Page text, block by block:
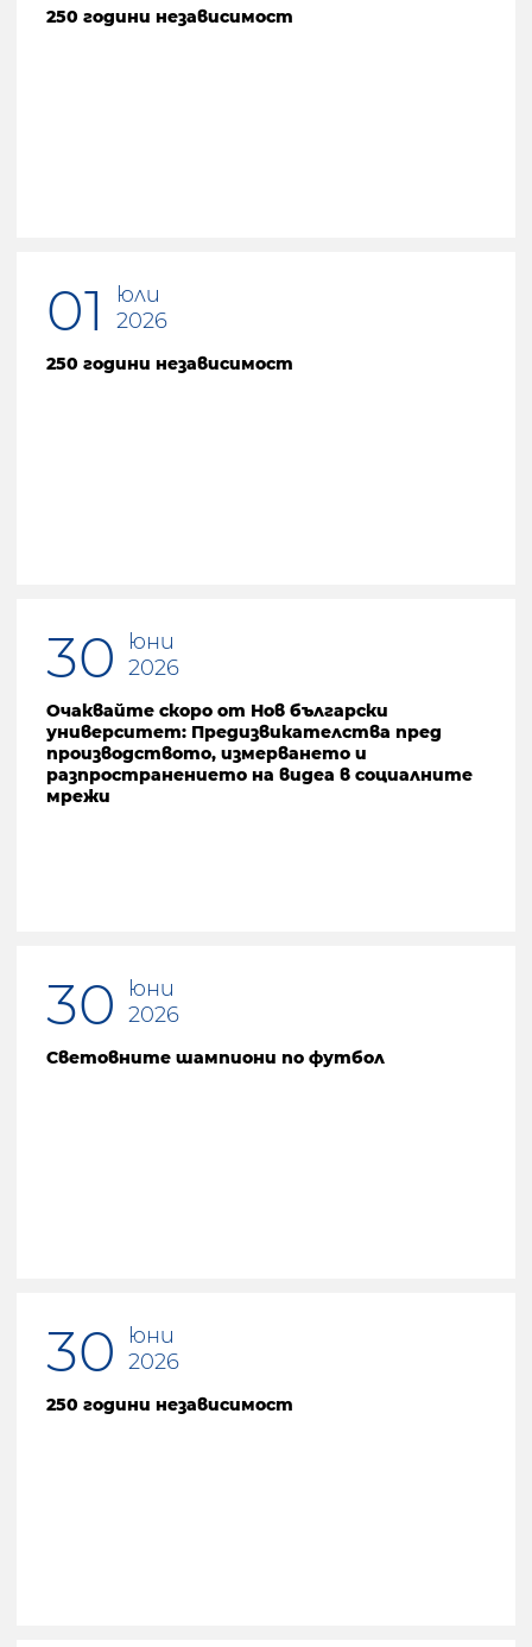
250 години независимост
01
юли
2026
250 години независимост
30
юни
2026
Очаквайте скоро от Нов български
университет: Предизвикателства пред
производството, измерването и
разпространението на видеа в социалните
мрежи
30
юни
2026
Световните шампиони по футбол
30
юни
2026
250 години независимост
Предишна страница